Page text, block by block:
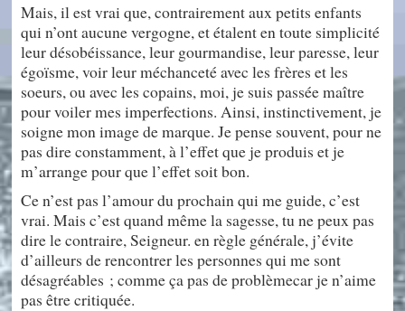
Mais, il est vrai que, contrairement aux petits enfants
qui n’ont aucune vergogne, et étalent en toute simplicité
leur désobéissance, leur gourmandise, leur paresse, leur
égoïsme, voir leur méchanceté avec les frères et les
soeurs, ou avec les copains, moi, je suis passée maître
pour voiler mes imperfections. Ainsi, instinctivement, je
soigne mon image de marque. Je pense souvent, pour ne
pas dire constamment, à l’effet que je produis et je
m’arrange pour que l’effet soit bon.
Ce n’est pas l’amour du prochain qui me guide, c’est
vrai. Mais c’est quand même la sagesse, tu ne peux pas
dire le contraire, Seigneur. en règle générale, j’évite
d’ailleurs de rencontrer les personnes qui me sont
désagréables ; comme ça pas de problèmecar je n’aime
pas être critiquée.